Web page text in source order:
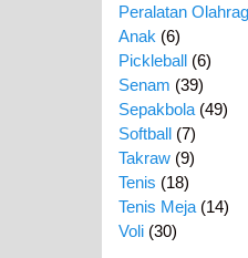
Peralatan
Anak (6)
Pickleball (6)
Senam (39)
Sepakbola (49)
Softball (7)
Takraw (9)
Tenis (18)
Tenis Meja (14)
Voli (30)